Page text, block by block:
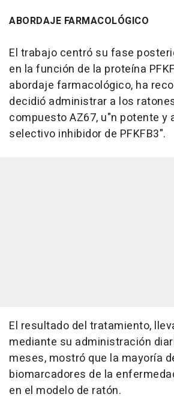
ABORDAJE FARMACOLÓGICO
El trabajo centró su fase
en la función de la proteína
abordaje farmacológico, ha
decidió administrar a los
compuesto AZ67, u"n potente y
selectivo inhibidor de PFKFB3".
El resultado del tratamiento,
mediante su administración
meses, mostró que la mayoría
biomarcadores de la
en el modelo de ratón.